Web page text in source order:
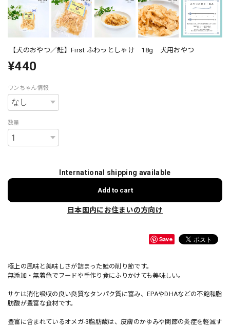
【犬のおやつ／鮭】First ふわっとしゃけ 18g 犬用おやつ
¥440
ワンちゃん情報
数量
International shipping available
Add to cart
日本国内にお住まいの方向け
Save
極上の風味と美味しさが詰まった鮭の削り節です。
無添加・無着色でフードや手作り食にふりかけても美味しい。
サケは消化吸収の良い良質なタンパク質に富み、EPAやDHAなどの不飽和脂
肪酸が豊富な食材です。
豊富に含まれているオメガ-3脂肪酸は、皮膚のかゆみや関節の炎症を軽減す